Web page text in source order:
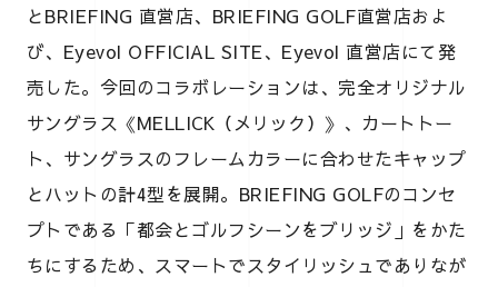
とBRIEFING 直営店、BRIEFING GOLF直営店およ
び、Eyevol OFFICIAL SITE、Eyevol 直営店にて発
売した。今回のコラボレーションは、完全オリジナル
サングラス《MELLICK（メリック）》、カートトー
ト、サングラスのフレームカラーに合わせたキャップ
とハットの計4型を展開。BRIEFING GOLFのコンセ
プトである「都会とゴルフシーンをブリッジ」をかた
ちにするため、スマートでスタイリッシュでありなが